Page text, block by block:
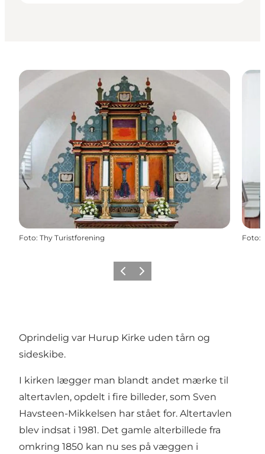
Foto: Thy Turistforening Foto:
ForrigeNæste
Oprindelig var Hurup Kirke uden tårn og
sideskibe.
I kirken lægger man blandt andet mærke til
altertavlen, opdelt i fire billeder, som Sven
Havsteen-Mikkelsen har stået for. Altertavlen
blev indsat i 1981. Det gamle alterbillede fra
omkring 1850 kan nu ses på væggen i